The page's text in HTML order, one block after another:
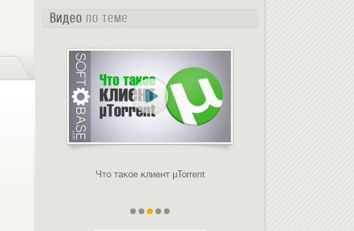
Видео по теме
Что такое клиент µTorrent